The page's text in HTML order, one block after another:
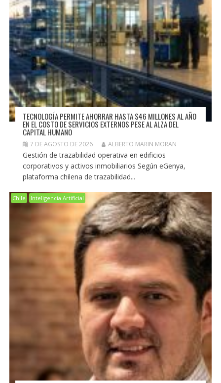
TECNOLOGÍA PERMITE AHORRAR HASTA $46 MILLONES AL AÑO
EN EL COSTO DE SERVICIOS EXTERNOS PESE AL ALZA DEL
CAPITAL HUMANO
7 DE AGOSTO DE 2026 ALBERTO MARIN MORAN
Gestión de trazabilidad operativa en edificios
corporativos y activos inmobiliarios Según eGenya,
plataforma chilena de trazabilidad...
Chile Inteligencia Artificial